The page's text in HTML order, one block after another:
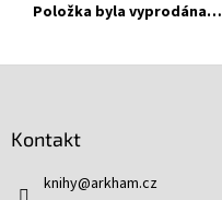
Položka byla vyprodána…
Kontakt
knihy@arkham.cz